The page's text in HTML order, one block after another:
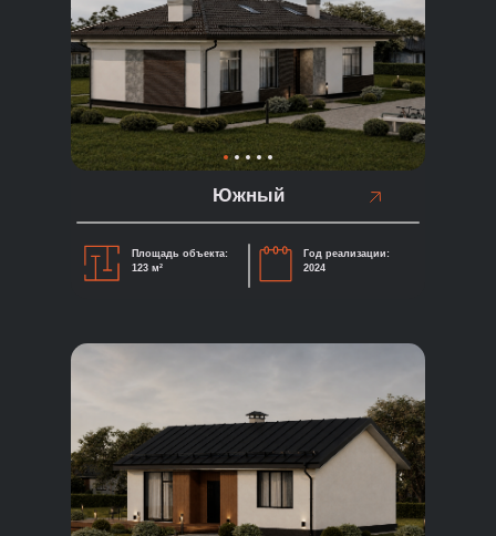
Южный
Год реализации:
2024
Площадь объекта:
123 м²